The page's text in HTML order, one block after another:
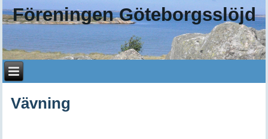
Föreningen Göteborgsslöjd
Vävning